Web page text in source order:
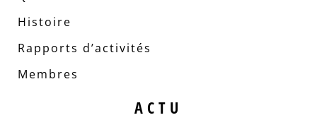
Histoire
Rapports d’activités
Membres
ACTU